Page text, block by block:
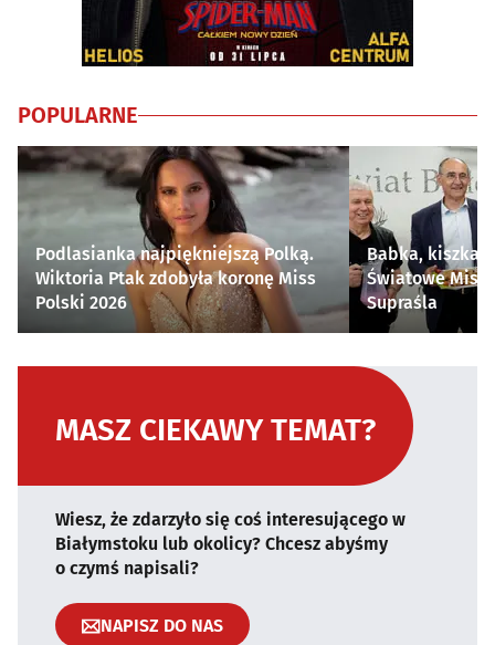
POPULARNE
Podlasianka najpiękniejszą Polką.
Wiktoria Ptak zdobyła koronę Miss
Polski 2026
Babka, kiszka i
Światowe
Supraśla
MASZ CIEKAWY TEMAT?
Wiesz, że zdarzyło się coś interesującego w
Białymstoku lub okolicy? Chcesz abyśmy
o czymś napisali?
NAPISZ DO NAS